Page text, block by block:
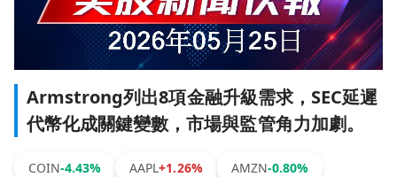
Armstrong列出8項金融升級需求，SEC延遲
代幣化成關鍵變數，市場與監管角力加劇。
COIN-4.43% AAPL+1.26% AMZN-0.80%